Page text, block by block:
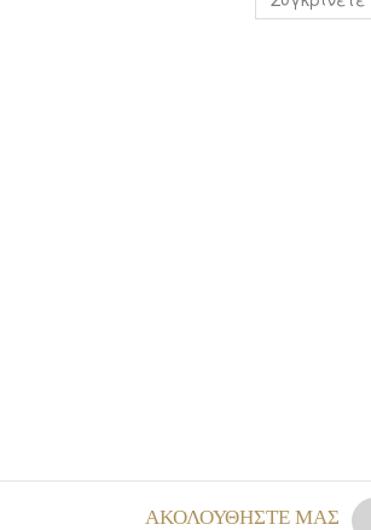
AΚΟΛΟΥΘΉΣΤΕ ΜΑΣ